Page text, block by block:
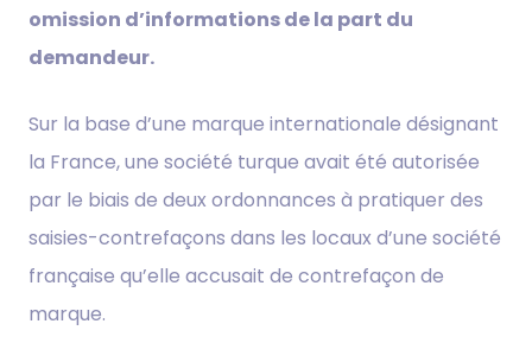
omission d’informations de la part du
demandeur.
Sur la base d’une marque internationale désignant
la France, une société turque avait été autorisée
par le biais de deux ordonnances à pratiquer des
saisies-contrefaçons dans les locaux d’une société
française qu’elle accusait de contrefaçon de
marque.